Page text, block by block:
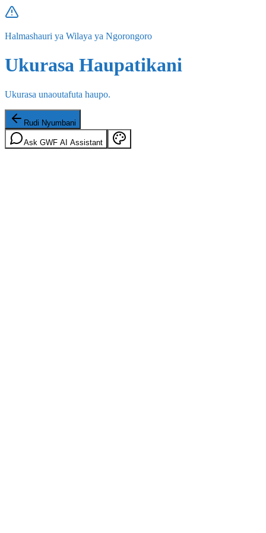
Halmashauri ya Wilaya ya Ngorongoro
Ukurasa Haupatikani
Ukurasa unaoutafuta haupo.
Rudi Nyumbani
Ask GWF AI Assistant